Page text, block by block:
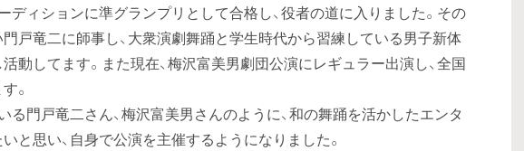
ディションに準グランプリとして合格し、役者の道に入りました。その
戸竜二に師事し、大衆演劇舞踊と学生時代から習練している男子新体
動してます。また現在、梅沢富美男劇団公演にレギュラー出演し、全国
。
る門戸竜二さん、梅沢富美男さんのように、和の舞踊を活かしたエンタ
と思い、自身で公演を主催するようになりました。